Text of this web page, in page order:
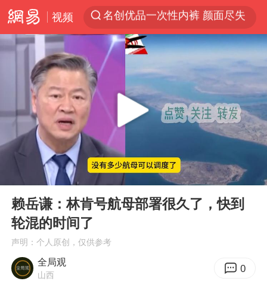
视频
解锁各地夏日限定体验
视频丨中国东方电气集团原党组副书记、董事宋致远被查
香港宏福苑火灾或由烟头引起
网约车司机充电时猝死保险拒赔
中国父女泰国骑摩托车坠崖1死1伤
白海豚将正面袭击贯穿浙江
周末打虎 宋致远被查
郑丽文：台湾从来没有“独立”过
万岁山接盘烂尾恒大文旅城
Play
00:00 01:28
赖岳谦：林肯号航母部署很久了，快到
轮混的时间了
声明：个人原创，仅供参考
全局观
山西 0